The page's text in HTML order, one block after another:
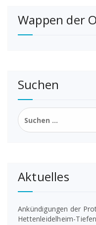
Wappen der
Suchen
Suchen
nach:
Aktuelles
Ankündigungen der
Hettenleidelheim-